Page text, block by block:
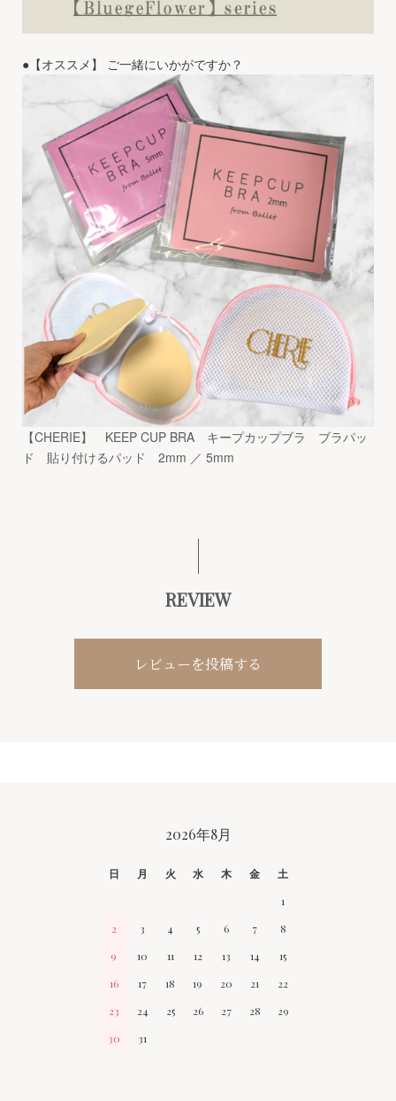
●【オススメ】 ご一緒にいかがですか？
【CHERIE】 KEEP CUP BRA キープカップブラ ブラパッ
ド 貼り付けるパッド 2mm ／ 5mm
REVIEW
レビューを投稿する
2026年8月
日 月 火 水 木 金
土
1
2
3 4 5 6 7
8
9
10 11 12 13 14
15
16
17 18 19 20 21
22
23
24 25 26 27 28
29
30
31